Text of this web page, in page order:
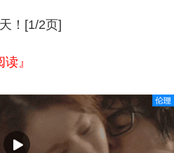
！[1/2页]
』